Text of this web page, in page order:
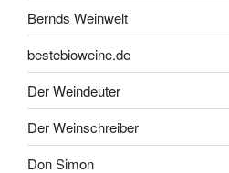
Bernds Weinwelt
bestebioweine.de
Der Weindeuter
Der Weinschreiber
Don Simon